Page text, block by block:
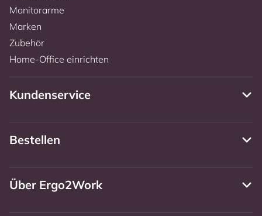
Monitorarme
Marken
Zubehör
Home-Office einrichten
Kundenservice
Bestellen
Über Ergo2Work